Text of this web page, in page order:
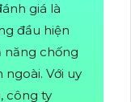
giá là
đầu hiện
năng chống
Với uy
công ty